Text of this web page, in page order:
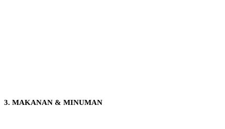
3. MAKANAN & MINUMAN